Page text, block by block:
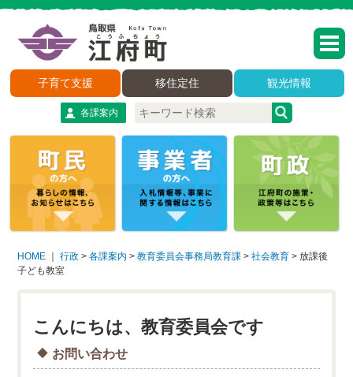
子育て支援 移住定住 観光情報
各課案内
HOME ｜行政 >各課案内 >教育委員会事務局教育課 >社会教育 >放課後
子ども教室
こんにちは、教育委員会です
お問い合わせ